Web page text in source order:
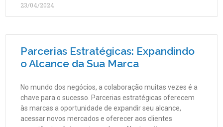
23/04/2024
Parcerias Estratégicas: Expandindo
o Alcance da Sua Marca
No mundo dos negócios, a colaboração muitas vezes é a
chave para o sucesso. Parcerias estratégicas oferecem
às marcas a oportunidade de expandir seu alcance,
acessar novos mercados e oferecer aos clientes